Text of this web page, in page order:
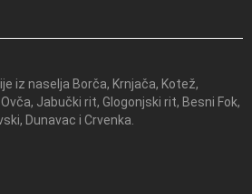
iz naselja Borča, Krnjača, Kotež,
Jabučki rit, Glogonjski rit, Besni Fok,
Dunavac i Crvenka.